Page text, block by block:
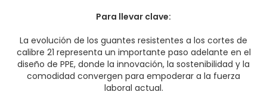
Para llevar clave:
La evolución de los guantes resistentes a los cortes de
calibre 21 representa un importante paso adelante en el
diseño de PPE, donde la innovación, la sostenibilidad y la
comodidad convergen para empoderar a la fuerza
laboral actual.